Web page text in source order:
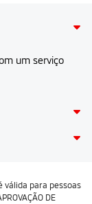
um serviço
válida para pessoas
DE